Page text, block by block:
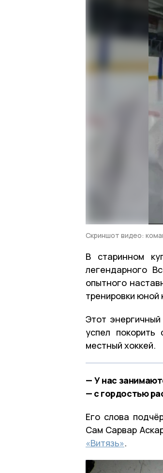
Скриншот видео:
В старинном
легендарного
опытного
тренировки
Этот
успел
местный хоккей.
— У нас
— с гордостью
Его слова
Сам Сарвар
«Витязь».